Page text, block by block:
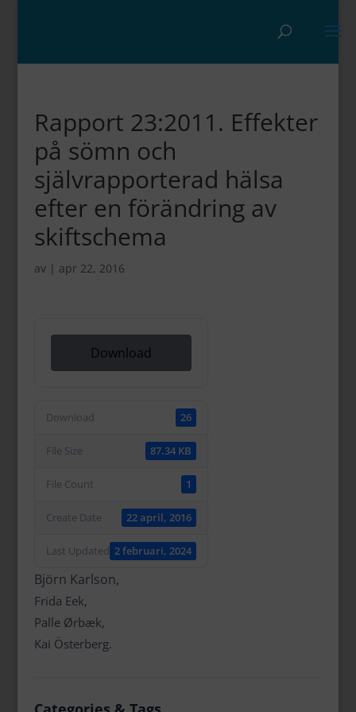
Rapport 23:2011. Effekter
på sömn och
självrapporterad hälsa
efter en förändring av
skiftschema
av | apr 22, 2016
Download
Download 26
File Size 87.34 KB
File Count 1
Create Date 22 april, 2016
Last Updated 2 februari, 2024
Björn Karlson,
Frida Eek,
Palle Ørbæk,
Kai Österberg.